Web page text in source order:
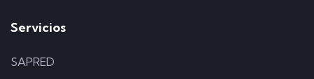
Servicios
SAPRED